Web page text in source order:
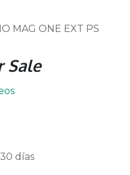
MAG ONE EXT PS
Sale
días